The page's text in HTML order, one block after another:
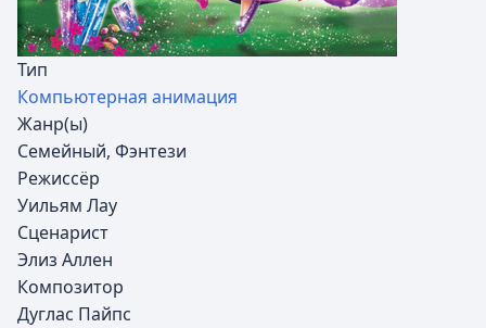
Тип
Компьютерная анимация
Жанр(ы)
Семейный, Фэнтези
Режиссёр
Уильям Лау
Сценарист
Элиз Аллен
Композитор
Дуглас Пайпс